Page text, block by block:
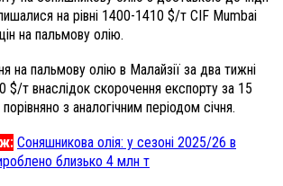
на рівні 1400-1410 $/т CIF Mumbai
на пальмову олію.
на пальмову олію в Малайзії за два тижні
$/т внаслідок скорочення експорту за 15
з аналогічним періодом січня.
Соняшникова олія: у сезоні 2025/26 в
близько 4 млн т